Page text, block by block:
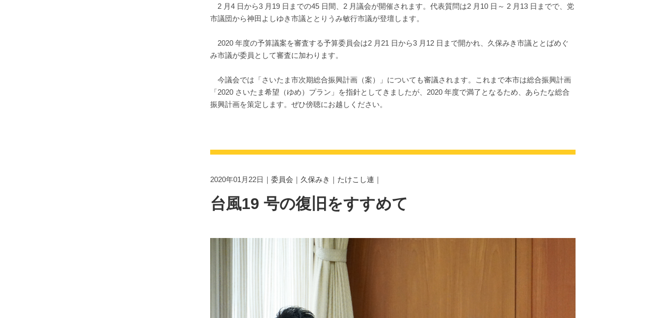
2 月4 日から3 月19 日までの45 日間、2 月議会が開催されます。代表質問は2 月10 日～ 2 月13 日までで、党
市議団から神田よしゆき市議ととりうみ敏行市議が登壇します。
2020 年度の予算議案を審査する予算委員会は2 月21 日から3 月12 日まで開かれ、久保みき市議ととばめぐ
み市議が委員として審査に加わります。
今議会では「さいたま市次期総合振興計画（案）」についても審議されます。これまで本市は総合振興計画
「2020 さいたま希望（ゆめ）プラン」を指針としてきましたが、2020 年度で満了となるため、あらたな総合
振興計画を策定します。ぜひ傍聴にお越しください。
2020年01月22日｜ 委員会 ｜ 久保みき ｜ たけこし連 ｜
台風19 号の復旧をすすめて